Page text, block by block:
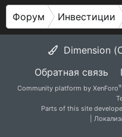
Форум Инвестиции
Dimension
Обратная связь
Community platform by XenForo®
Parts of this site
|